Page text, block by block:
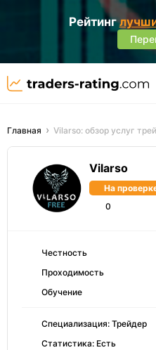
Рейтинг
Главная Vilarso: обзор услуг
Vilarso
На
0
Честность
Проходимость
Обучение
Специализация: Трейдер
Статистика: Есть